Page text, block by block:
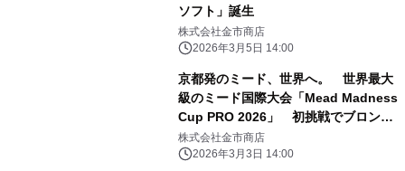
ソフト」誕生
株式会社金市商店
2026年3月5日 14:00
京都発のミード、世界へ。 世界最大
級のミード国際大会「Mead Madness
Cup PRO 2026」 初挑戦でブロンズ
メダルをダブル受賞
株式会社金市商店
2026年3月3日 14:00